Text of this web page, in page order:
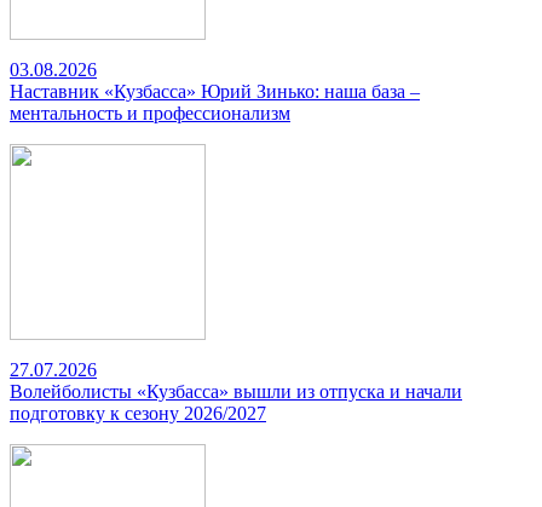
03.08.2026
Наставник «Кузбасса» Юрий Зинько: наша база –
ментальность и профессионализм
27.07.2026
Волейболисты «Кузбасса» вышли из отпуска и начали
подготовку к сезону 2026/2027